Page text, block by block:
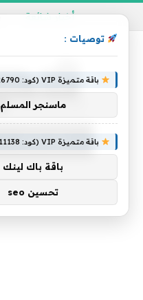
أخبار شائعة
تجارب المال
توصيات :
باقة متميزة VIP (كود: AA26790):
ماسنجر المسلم
باقة متميزة VIP (كود: AA11138):
باقة باك لينك
تحسين seo